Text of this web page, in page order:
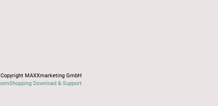
Copyright MAXXmarketing GmbH
Download & Support